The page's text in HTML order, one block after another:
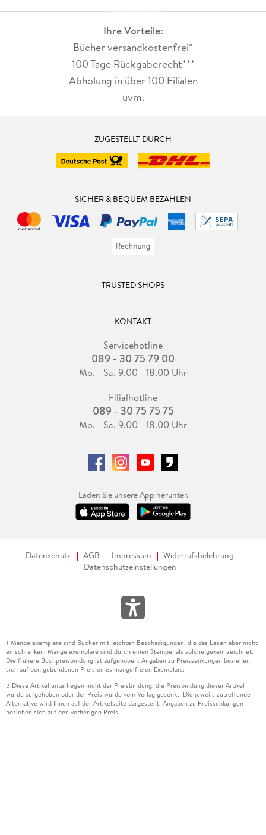
Ihre Vorteile:
Bücher versandkostenfrei*
100 Tage Rückgaberecht***
Abholung in über 100 Filialen
uvm.
ZUGESTELLT DURCH
SICHER & BEQUEM BEZAHLEN
TRUSTED SHOPS
KONTAKT
Servicehotline
089 - 30 75 79 00
Mo. - Sa. 9.00 - 18.00 Uhr
Filialhotline
089 - 30 75 75 75
Mo. - Sa. 9.00 - 18.00 Uhr
Laden Sie unsere App herunter.
Datenschutz AGB Impressum
Widerrufsbelehrung
Datenschutzeinstellungen
1 Mängelexemplare sind Bücher mit leichten Beschädigungen, die das Lesen aber nicht
einschränken. Mängelexemplare sind durch einen Stempel als solche gekennzeichnet.
Die frühere Buchpreisbindung ist aufgehoben. Angaben zu Preissenkungen beziehen
sich auf den gebundenen Preis eines mangelfreien Exemplars.
2 Diese Artikel unterliegen nicht der Preisbindung, die Preisbindung dieser Artikel
wurde aufgehoben oder der Preis wurde vom Verlag gesenkt. Die jeweils zutreffende
Alternative wird Ihnen auf der Artikelseite dargestellt. Angaben zu Preissenkungen
beziehen sich auf den vorherigen Preis.